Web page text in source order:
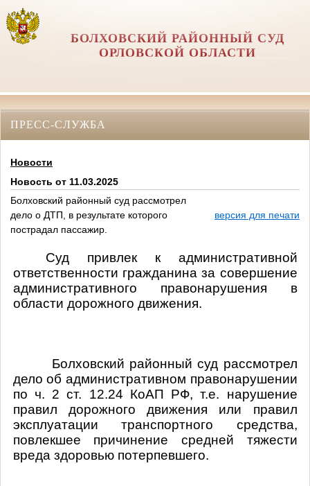
БОЛХОВСКИЙ РАЙОННЫЙ СУД
ОРЛОВCКОЙ ОБЛАСТИ
ПРЕСС-СЛУЖБА
Новости
Новость от 11.03.2025
Болховский районный суд рассмотрел
дело о ДТП, в результате которого
пострадал пассажир.
версия для печати
Суд привлек к административной
ответственности гражданина за совершение
административного правонарушения в
области дорожного движения.
Болховский районный суд рассмотрел
дело об административном правонарушении
по ч. 2 ст. 12.24 КоАП РФ, т.е. нарушение
правил дорожного движения или правил
эксплуатации транспортного средства,
повлекшее причинение средней тяжести
вреда здоровью потерпевшего.